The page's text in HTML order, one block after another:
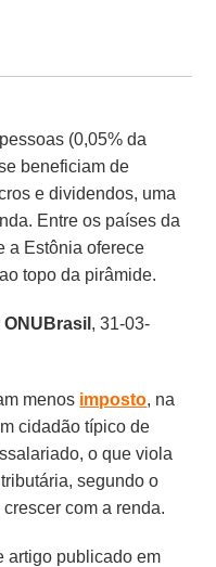
(0,05% da
beneficiam de
e dividendos, uma
Entre os países da
a Estônia oferece
topo da pirâmide.
ONUBrasil , 31-03-
menos imposto, na
cidadão típico de
o que viola
segundo o
com a renda.
artigo publicado em